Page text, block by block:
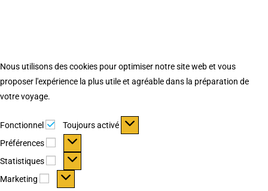
Nous utilisons des cookies pour optimiser notre site web et vous
proposer l'expérience la plus utile et agréable dans la préparation de
votre voyage.
Fonctionnel Fonctionnel
Toujours activé
Préférences
Préférences
Statistiques Statistiques
Marketing Marketing